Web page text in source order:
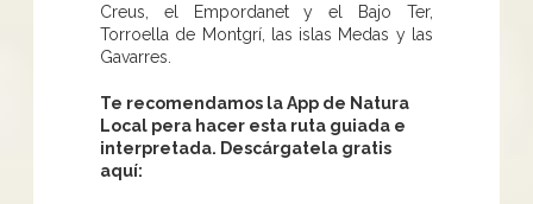
Creus, el Empordanet y el Bajo Ter,
Torroella de Montgrí, las islas Medas y las
Gavarres.
Te recomendamos la App de Natura
Local pera hacer esta ruta guiada e
interpretada. Descárgatela gratis
aquí: